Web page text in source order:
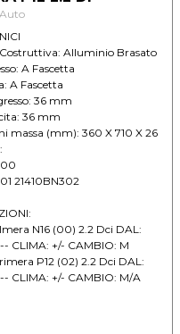
Alluminio Brasato
A Fascetta
A Fascetta
36 mm
36 mm
massa (mm): 360 X 710 X 26
21410BN302
N16 (00) 2.2 Dci DAL:
CLIMA: +/- CAMBIO: M
P12 (02) 2.2 Dci DAL:
CLIMA: +/- CAMBIO: M/A